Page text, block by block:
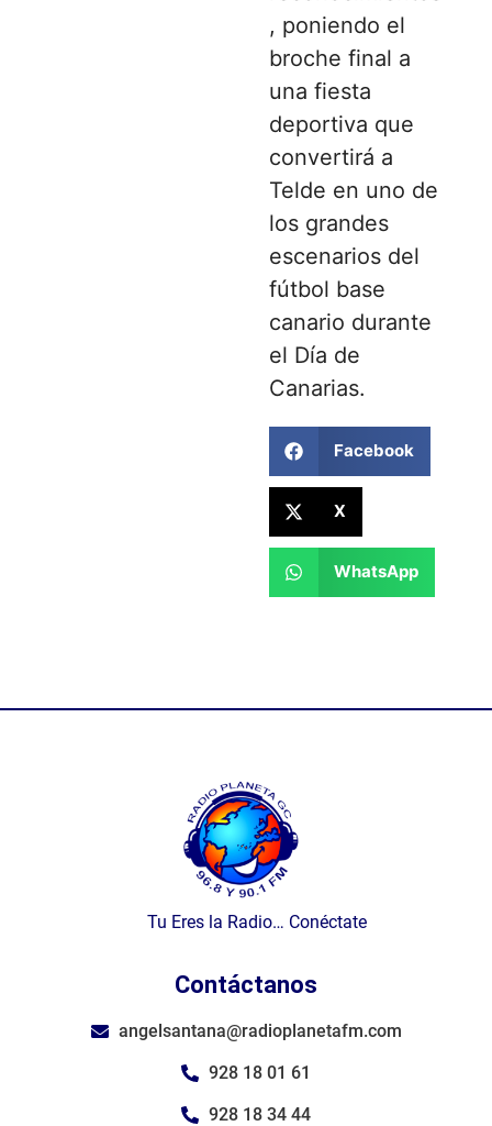
, poniendo el
broche final a
una fiesta
deportiva que
convertirá a
Telde en uno de
los grandes
escenarios del
fútbol base
canario durante
el Día de
Canarias.
Facebook
X
WhatsApp
Tu Eres la Radio… Conéctate
Contáctanos
angelsantana@radioplanetafm.com
928 18 01 61
928 18 34 44